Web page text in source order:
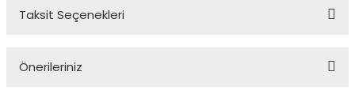
Taksit Seçenekleri
Önerileriniz